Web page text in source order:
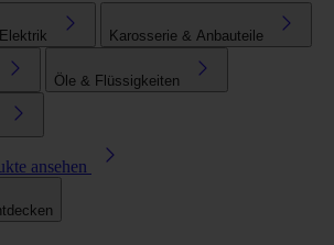
Elektrik Karosserie & Anbauteile
Öle & Flüssigkeiten
ansehen